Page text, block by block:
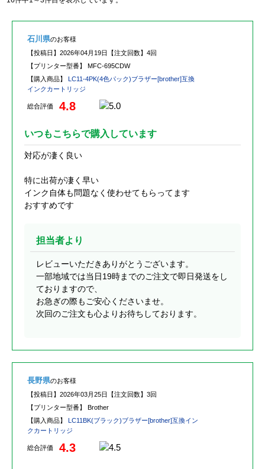
石川県のお客様
【投稿日】 2026年04月19日 【注文回数】 4回
【プリンター型番】 MFC-695CDW
【購入商品】 LC11-4PK(4色パック)ブラザー[brother]互換
インクカートリッジ
総合評価 4.8
いつもこちらで購入しています
対応が凄く良い
特に出荷が凄く早い
インク自体も問題なく使わせてもらってます
おすすめです
担当者より
レビューいただきありがとうございます。
一部地域では当日19時までのご注文で即日発送をし
ておりますので、
お急ぎの際もご安心くださいませ。
次回のご注文も心よりお待ちしております。
長野県のお客様
【投稿日】 2026年03月25日 【注文回数】 3回
【プリンター型番】 Brother
【購入商品】 LC11BK(ブラック)ブラザー[brother]互換イン
クカートリッジ
総合評価 4.3